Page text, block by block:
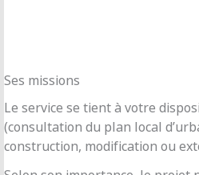
Ses missions
Le service se tient à votre
(consultation du plan local
construction, modification ou